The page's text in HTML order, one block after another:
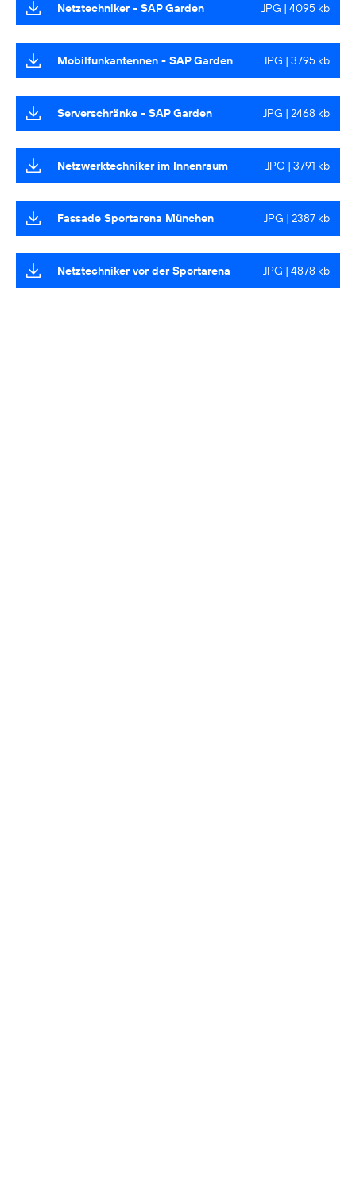
Netztechniker - SAP Garden JPG | 4095 kb
Mobilfunkantennen - SAP Garden JPG | 3795 kb
Serverschränke - SAP Garden JPG | 2468 kb
Netzwerktechniker im Innenraum JPG | 3791 kb
Fassade Sportarena München JPG | 2387 kb
Netztechniker vor der Sportarena JPG | 4878 kb